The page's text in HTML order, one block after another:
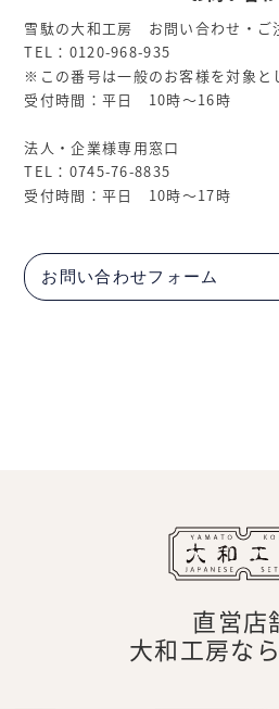
雪駄の大和工房 お問い合わせ・ご
TEL：0120-968-935
※この番号は一般のお客様を対象と
受付時間：平日 10時～16時
法人・企業様専用窓口
TEL：0745-76-8835
受付時間：平日 10時～17時
お問い合わせフォーム
直営店
大和工房な